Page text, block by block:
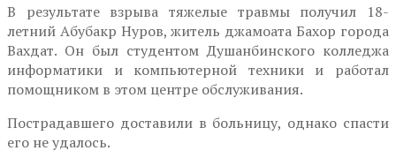
В результате взрыва тяжелые травмы получил 18-
летний Абубакр Нуров, житель джамоата Бахор города
Вахдат. Он был студентом Душанбинского колледжа
информатики и компьютерной техники и работал
помощником в этом центре обслуживания.
Пострадавшего доставили в больницу, однако спасти
его не удалось.